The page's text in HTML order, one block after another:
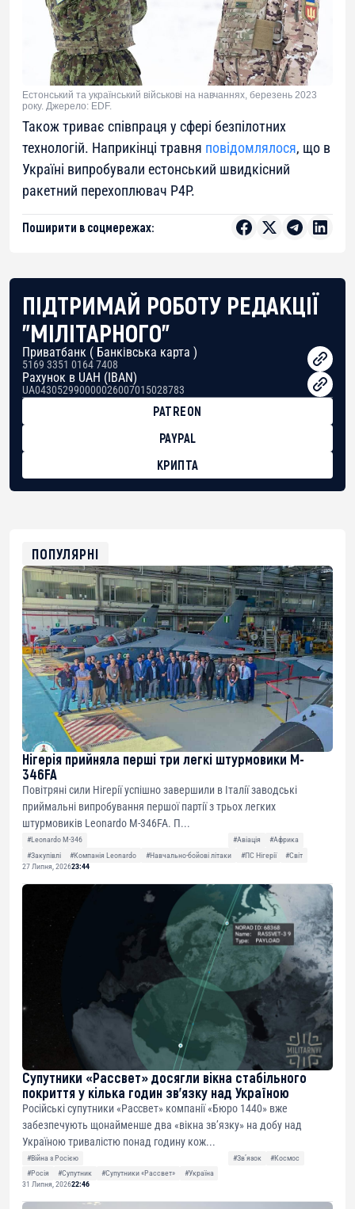
Естонський та український військові на навчаннях, березень 2023
року. Джерело: EDF.
Також триває співпраця у сфері безпілотних
технологій. Наприкінці травня повідомлялося, що в
Україні випробували естонський швидкісний
ракетний перехоплювач P4P.
Поширити в соцмережах:
ПІДТРИМАЙ РОБОТУ РЕДАКЦІЇ
"МІЛІТАРНОГО"
Приватбанк ( Банківська карта )
5169 3351 0164 7408
Рахунок в UAH (IBAN)
UA043052990000026007015028783
PATREON
PAYPAL
КРИПТА
0xfD02863D3289416fcF50975c9DFda13623f97758
ПОПУЛЯРНІ
Нігерія прийняла перші три легкі штурмовики M-
346FA
Повітряні сили Нігерії успішно завершили в Італії заводські
приймальні випробування першої партії з трьох легких
штурмовиків Leonardo M-346FA. П...
#Leonardo M-346 #Авіація
#Африка
#Закупівлі
#Компанія Leonardo #Навчально-бойові літаки #ПС Нігерії
#Світ
27 Липня, 202623:44
Супутники «Рассвет» досягли вікна стабільного
покриття у кілька годин зв’язку над Україною
Російські супутники «Рассвет» компанії «Бюро 1440» вже
забезпечують щонайменше два «вікна зв’язку» на добу над
Україною тривалістю понад годину кож...
#Війна з Росією #Звʼязок
#Космос
#Росія
#Супутник #Супутники «Рассвет»
#Україна
31 Липня, 202622:46